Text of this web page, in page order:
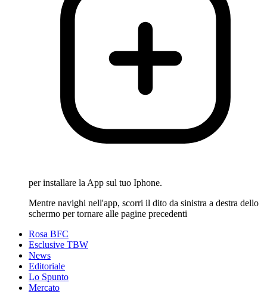
per installare la App sul tuo Iphone.
Mentre navighi nell'app, scorri il dito da sinistra a destra dello
schermo per tornare alle pagine precedenti
Rosa BFC
Esclusive TBW
News
Editoriale
Lo Spunto
Mercato